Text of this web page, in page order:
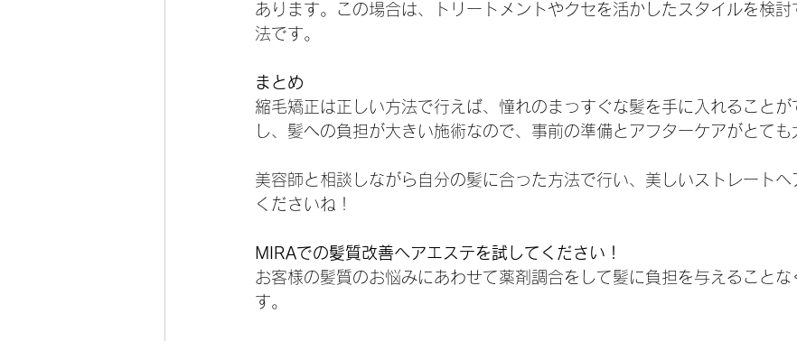
あります。この場合は、トリートメントやクセを活かしたスタイルを検討
法です。
まとめ
縮毛矯正は正しい方法で行えば、憧れのまっすぐな髪を手に入れることが
し、髪への負担が大きい施術なので、事前の準備とアフターケアがとても
美容師と相談しながら自分の髪に合った方法で行い、美しいストレートヘ
くださいね！
MIRAでの髪質改善ヘアエステを試してください！
お客様の髪質のお悩みにあわせて薬剤調合をして髪に負担を与えることな
す。